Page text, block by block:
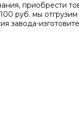
100 руб. мы
завода-